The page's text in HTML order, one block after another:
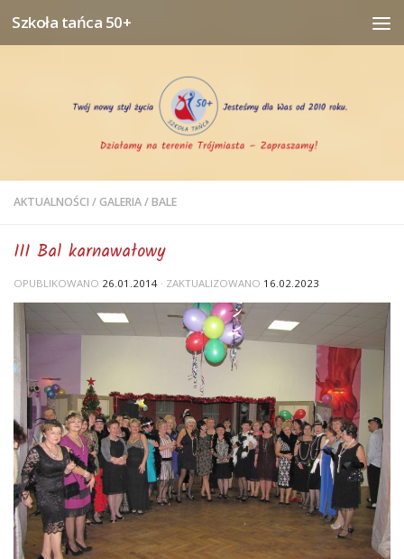
Przejdź do treści
Szkoła tańca 50+
AKTUALNOŚCI /GALERIA/BALE
III Bal karnawałowy
OPUBLIKOWANO 26.01.2014 · ZAKTUALIZOWANO 16.02.2023